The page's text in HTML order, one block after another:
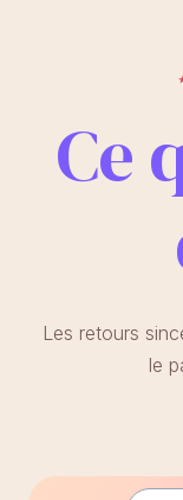
Ce
Les retours
le